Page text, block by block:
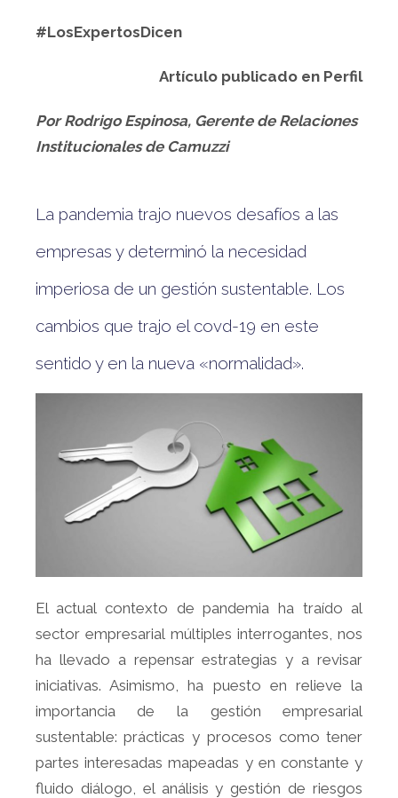
#LosExpertosDicen
Artículo publicado en Perfil
Por Rodrigo Espinosa, Gerente de Relaciones
Institucionales de Camuzzi
La pandemia trajo nuevos desafíos a las
empresas y determinó la necesidad
imperiosa de un gestión sustentable. Los
cambios que trajo el covd-19 en este
sentido y en la nueva «normalidad».
El actual contexto de pandemia ha traído al
sector empresarial múltiples interrogantes, nos
ha llevado a repensar estrategias y a revisar
iniciativas. Asimismo, ha puesto en relieve la
importancia de la gestión empresarial
sustentable: prácticas y procesos como tener
partes interesadas mapeadas y en constante y
fluido diálogo, el análisis y gestión de riesgos